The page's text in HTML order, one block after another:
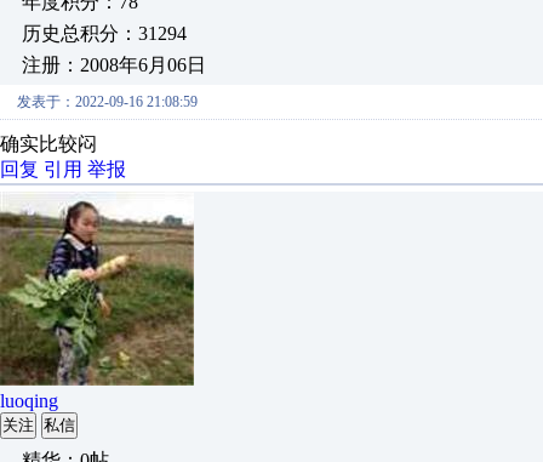
历史总积分：31294
注册：2008年6月06日
发表于：2022-09-16 21:08:59
确实比较闷
回复 引用 举报
luoqing
关注 私信